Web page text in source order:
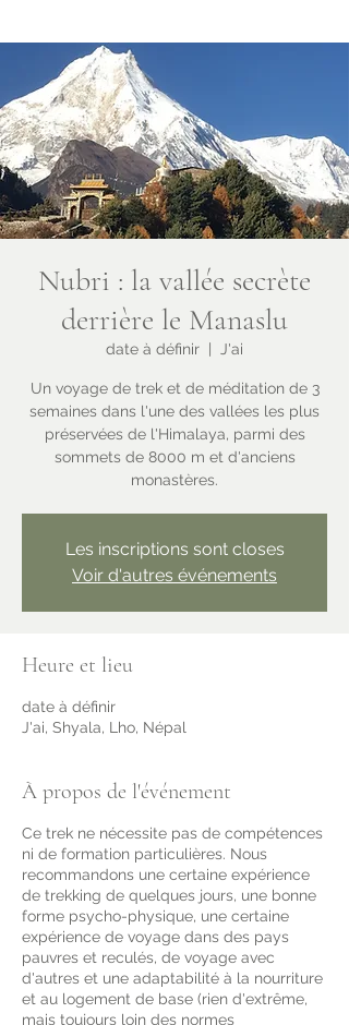
Nubri : la vallée secrète
derrière le Manaslu
date à définir J'ai
Un voyage de trek et de méditation de 3
semaines dans l'une des vallées les plus
préservées de l'Himalaya, parmi des
sommets de 8000 m et d'anciens
monastères.
Les inscriptions sont closes
Voir d'autres événements
Heure et lieu
date à définir
J'ai, Shyala, Lho, Népal
À propos de l'événement
Ce trek ne nécessite pas de compétences
ni de formation particulières. Nous
recommandons une certaine expérience
de trekking de quelques jours, une bonne
forme psycho-physique, une certaine
expérience de voyage dans des pays
pauvres et reculés, de voyage avec
d'autres et une adaptabilité à la nourriture
et au logement de base (rien d'extrême,
mais toujours loin des normes